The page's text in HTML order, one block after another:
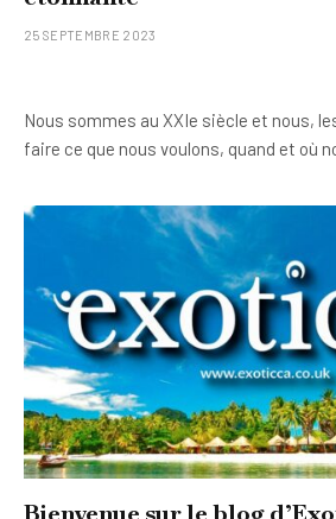
25 SEPTEMBRE 2023
Nous sommes au XXIe siècle et nous,
faire ce que nous voulons, quand et où
Bienvenue sur le blog